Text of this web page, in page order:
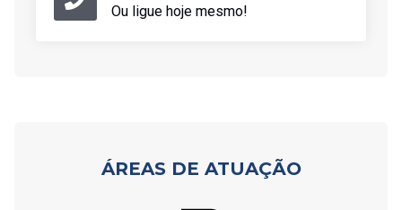
Ou ligue hoje mesmo!
ÁREAS DE ATUAÇÃO